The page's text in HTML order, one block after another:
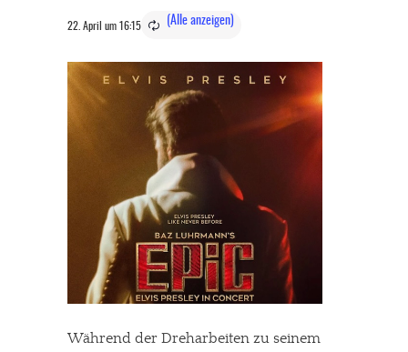
22. April um 16:15
Während der Dreharbeiten zu seinem